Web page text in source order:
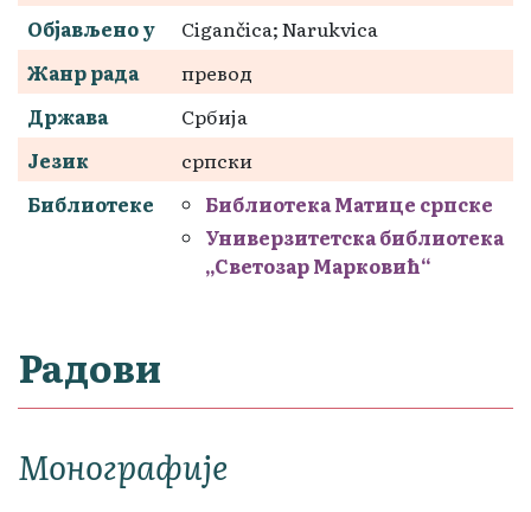
Објављено у
Cigančica; Narukvica
Жанр рада
превод
Држава
Србија
Језик
српски
Библиотеке
Библиотека Матице српске
Универзитетска библиотека
„Светозар Марковић“
Радови
Монографије